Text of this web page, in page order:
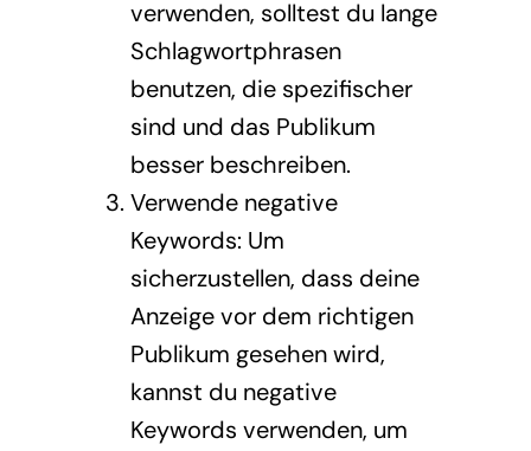
verwenden, solltest du lange
Schlagwortphrasen
benutzen, die spezifischer
sind und das Publikum
besser beschreiben.
Verwende negative
Keywords: Um
sicherzustellen, dass deine
Anzeige vor dem richtigen
Publikum gesehen wird,
kannst du negative
Keywords verwenden, um